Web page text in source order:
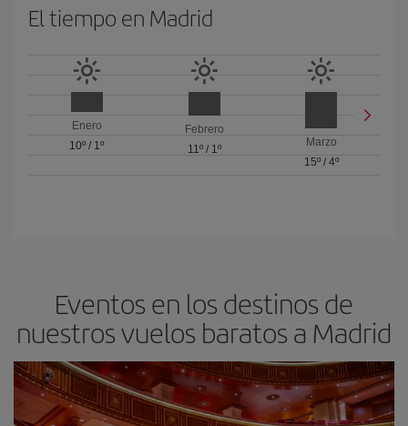
El tiempo en Madrid
Enero
10º / 1º
Febrero
11º/ 1º
Marzo
15º/ 4º
Eventos en los destinos de
nuestros vuelos baratos a Madrid